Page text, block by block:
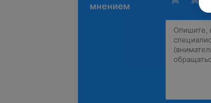
мнением